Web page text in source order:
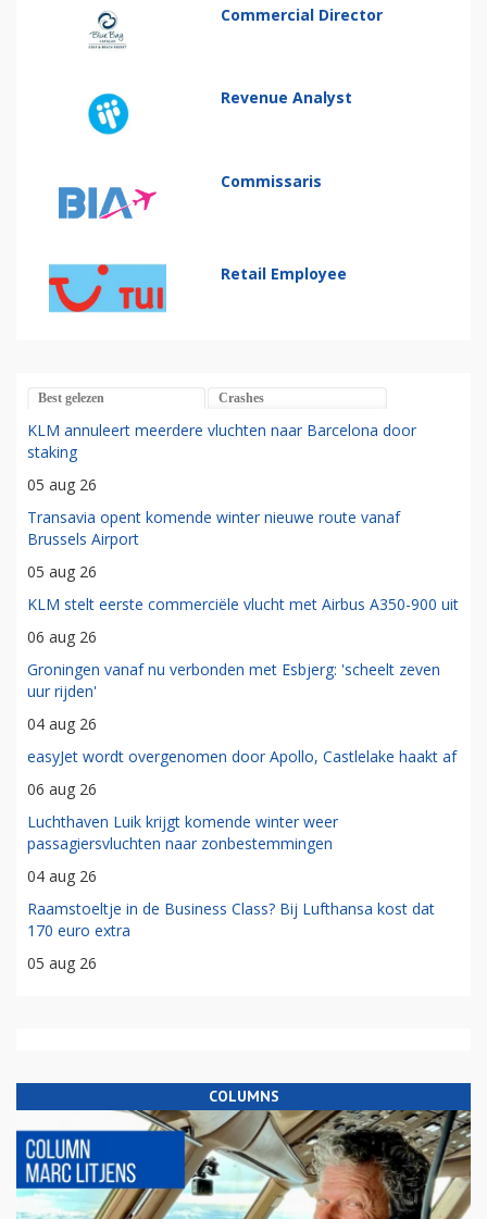
Commercial Director
Revenue Analyst
Commissaris
Retail Employee
Best gelezen Crashes
KLM annuleert meerdere vluchten naar Barcelona door
staking
05 aug 26
Transavia opent komende winter nieuwe route vanaf
Brussels Airport
05 aug 26
KLM stelt eerste commerciële vlucht met Airbus A350-900 uit
06 aug 26
Groningen vanaf nu verbonden met Esbjerg: 'scheelt zeven
uur rijden'
04 aug 26
easyJet wordt overgenomen door Apollo, Castlelake haakt af
06 aug 26
Luchthaven Luik krijgt komende winter weer
passagiersvluchten naar zonbestemmingen
04 aug 26
Raamstoeltje in de Business Class? Bij Lufthansa kost dat
170 euro extra
05 aug 26
COLUMNS